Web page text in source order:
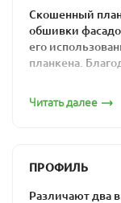
Скошенный
обшивки
его
планкена.
конструкции
породы
оптимальным
Читать далее
ПРОФИЛЬ
Различают два